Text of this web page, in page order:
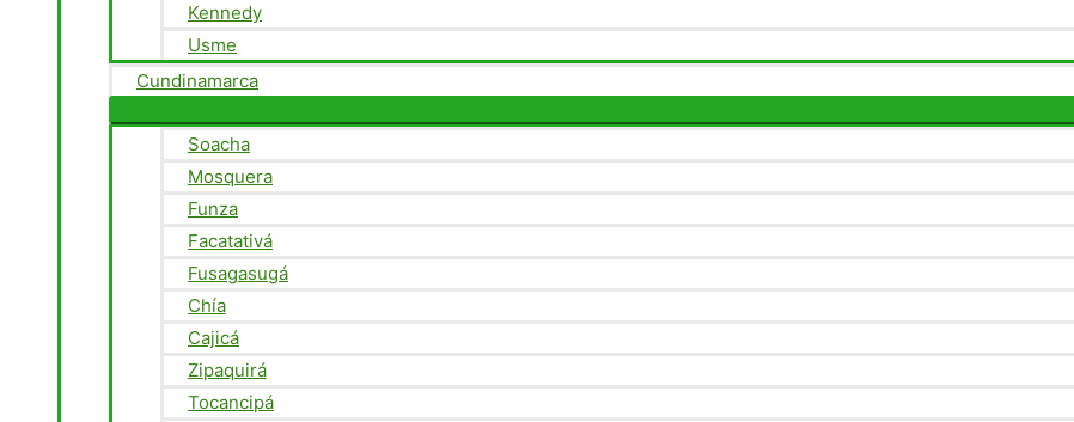
Kennedy
Usme
Cundinamarca
Soacha
Mosquera
Funza
Facatativá
Fusagasugá
Chía
Cajicá
Zipaquirá
Tocancipá